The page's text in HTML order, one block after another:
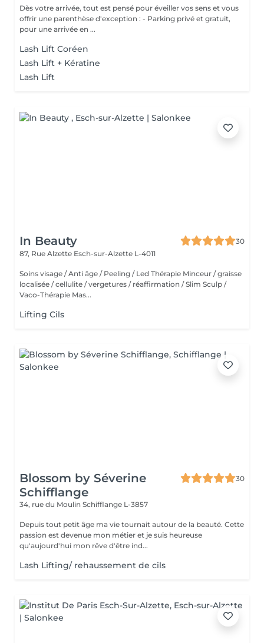
Dès votre arrivée, tout est pensé pour éveiller vos sens et vous
offrir une parenthèse d'exception : - Parking privé et gratuit,
pour une arrivée en ...
Lash Lift Coréen
Lash Lift + Kératine
Lash Lift
In Beauty
30
87, Rue Alzette Esch-sur-Alzette L-4011
Soins visage / Anti âge / Peeling / Led Thérapie Minceur / graisse
localisée / cellulite / vergetures / réaffirmation / Slim Sculp /
Vaco-Thérapie Mas...
Lifting Cils
Blossom by Séverine
Schifflange
30
34, rue du Moulin Schifflange L-3857
Depuis tout petit âge ma vie tournait autour de la beauté. Cette
passion est devenue mon métier et je suis heureuse
qu'aujourd'hui mon rêve d'être ind...
Lash Lifting/ rehaussement de cils